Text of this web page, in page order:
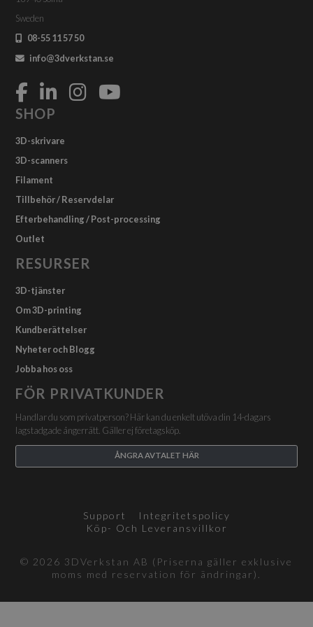
Sweden
08-55 11 57 50
info@3dverkstan.se
SHOP
3D-skrivare
3D-scanners
Filament
Tillbehör / Reservdelar
Efterbehandling / Post-processing
Outlet
RESURSER
3D-tjänster
Om 3D-printing
Kundberättelser
Nyheter och Blogg
Jobba hos oss
FÖR PRIVATKUNDER
Handlar du som privatperson? Här kan du enkelt utöva din 14-dagars
lagstadgade ångerrätt. Gäller ej företagsköp.
ÅNGRA AVTALET HÄR
Support
Integritetspolicy
Köp- Och Leveransvillkor
© 2026 3DVerkstan AB (Priserna gäller exklusive
moms med reservation för ändringar).